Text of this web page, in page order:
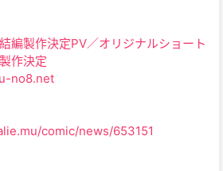
編製作決定PV／オリジナルショート
作決定
no8.net
comic/news/653151